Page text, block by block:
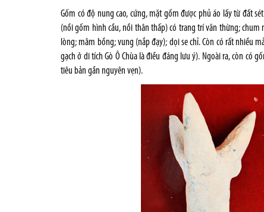
Gốm có độ nung cao, cứng, mặt gốm được phủ áo lấy từ đất
(nồi gốm hình cầu, nồi thân thấp) có trang trí văn thừng;
lòng; mâm bồng; vung (nắp đạy); dọi se chỉ. Còn có rất nhiều
gạch ở di tích Gò Ô Chùa là điều đáng lưu ý). Ngoài ra, còn có
tiêu bản gần nguyên vẹn).